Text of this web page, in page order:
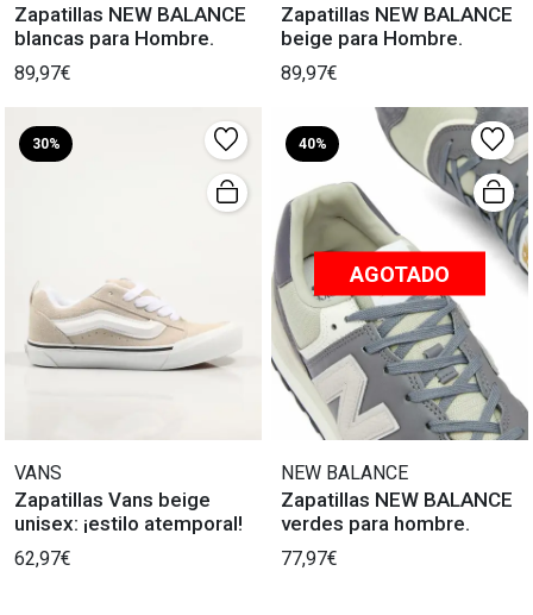
Zapatillas NEW BALANCE
blancas para Hombre.
89,97€
Zapatillas NEW BALANCE
beige para Hombre.
89,97€
30%
VANS
Zapatillas Vans beige
unisex: ¡estilo atemporal!
62,97€
40%
AGOTADO
NEW BALANCE
Zapatillas NEW BALANCE
verdes para hombre.
77,97€